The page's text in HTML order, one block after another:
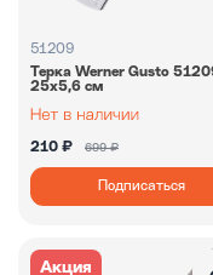
51209
Терка Werner Gusto
25х5,6 см
210 ₽ 699 ₽
Подписаться
Акция